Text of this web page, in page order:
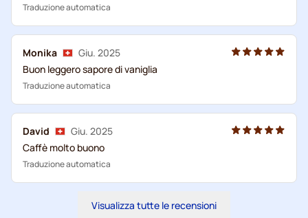
Traduzione automatica
Monika
Giu. 2025
Buon leggero sapore di vaniglia
Traduzione automatica
David
Giu. 2025
Caffè molto buono
Traduzione automatica
Visualizza tutte le recensioni